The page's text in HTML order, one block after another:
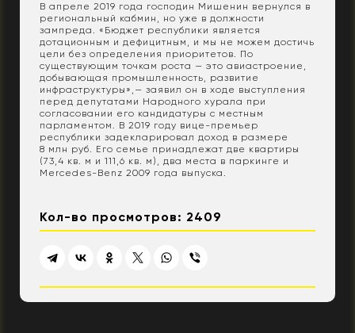
В апреле 2019 года господин Мишенин вернулся в
региональный кабмин, но уже в должности
зампреда. «Бюджет республики является
дотационным и дефицитным, и мы не можем достичь
цели без определения приоритетов. По
существующим точкам роста — это авиастроение,
добывающая промышленность, развитие
инфраструктуры»,— заявил он в ходе выступления
перед депутатами Народного хурала при
согласовании его кандидатуры с местным
парламентом. В 2019 году вице-премьер
республики задекларировал доход в размере
8 млн руб. Его семье принадлежат две квартиры
(73,4 кв. м и 111,6 кв. м), два места в паркинге и
Mercedes-Benz 2009 года выпуска.
Кол-во просмотров: 2409